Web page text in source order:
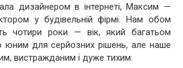
дизайнером в інтернеті, Максим —
у будівельній фірмі. Нам обом
чотири роки — вік, який багатьом
юним для серйозних рішень, але наше
вистражданим і дуже тихим.